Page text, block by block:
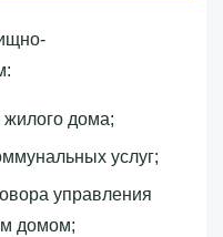
жилого дома;
услуг;
управления
домом;